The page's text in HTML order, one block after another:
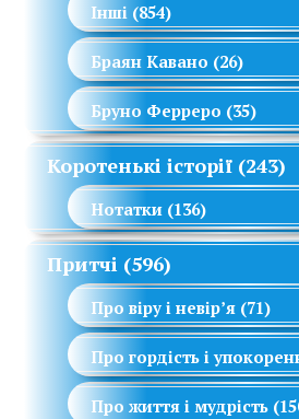
Інші (854)
Браян Кавано (26)
Бруно Ферреро (35)
Коротенькі історії (243)
Нотатки (136)
Притчі (596)
Про віру і невір’я (71)
Про гордість і
Про життя і мудрість